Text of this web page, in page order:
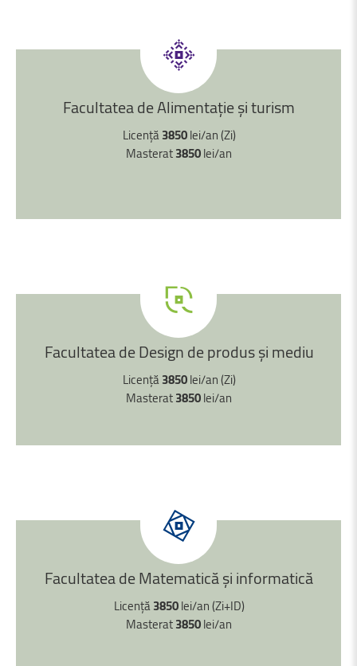
FacultateadeAlimentațieșiturism
Licență3850lei/an (Zi)
Masterat3850lei/an
FacultateadeDesigndeprodusșimediu
Licență3850lei/an (Zi)
Masterat3850lei/an
FacultateadeMatematicășiinformatică
Licență3850lei/an (Zi+ID)
Masterat3850lei/an